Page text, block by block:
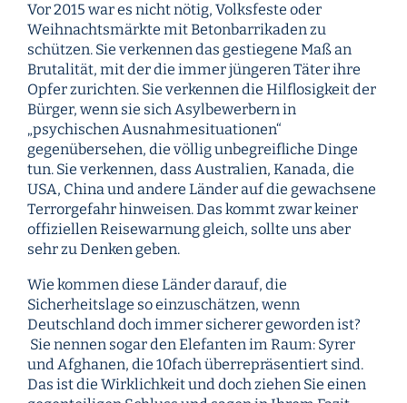
Vor 2015 war es nicht nötig, Volksfeste oder
Weihnachtsmärkte mit Betonbarrikaden zu
schützen. Sie verkennen das gestiegene Maß an
Brutalität, mit der die immer jüngeren Täter ihre
Opfer zurichten. Sie verkennen die Hilflosigkeit der
Bürger, wenn sie sich Asylbewerbern in
„psychischen Ausnahmesituationen“
gegenübersehen, die völlig unbegreifliche Dinge
tun. Sie verkennen, dass Australien, Kanada, die
USA, China und andere Länder auf die gewachsene
Terrorgefahr hinweisen. Das kommt zwar keiner
offiziellen Reisewarnung gleich, sollte uns aber
sehr zu Denken geben.
Wie kommen diese Länder darauf, die
Sicherheitslage so einzuschätzen, wenn
Deutschland doch immer sicherer geworden ist?
Sie nennen sogar den Elefanten im Raum: Syrer
und Afghanen, die 10fach überrepräsentiert sind.
Das ist die Wirklichkeit und doch ziehen Sie einen